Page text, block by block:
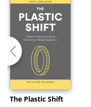
The Plastic Shift